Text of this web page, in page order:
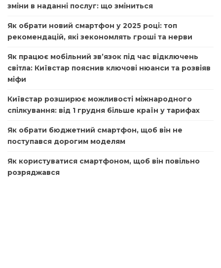
зміни в наданні послуг: що зміниться
Як обрати новий смартфон у 2025 році: топ
рекомендацій, які зекономлять гроші та нерви
Як працює мобільний зв’язок під час відключень
світла: Київстар пояснив ключові нюанси та розвіяв
міфи
Київстар розширює можливості міжнародного
спілкування: від 1 грудня більше країн у тарифах
Як обрати бюджетний смартфон, щоб він не
поступався дорогим моделям
Як користуватися смартфоном, щоб він повільно
розряджався